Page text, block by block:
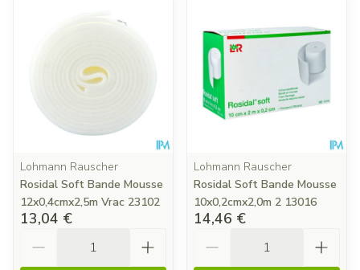
Lohmann Rauscher
Rosidal Soft Bande Mousse
12x0,4cmx2,5m Vrac 23102
13,04 €
Lohmann Rauscher
Rosidal Soft Bande Mousse
10x0,2cmx2,0m 2 13016
14,46 €